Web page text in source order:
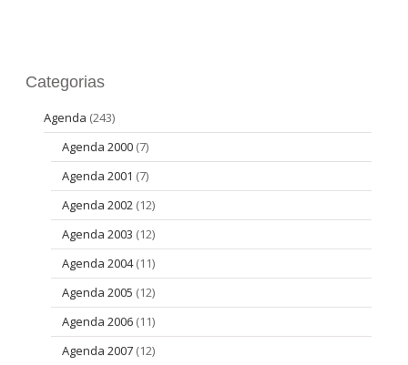
Categorias
Agenda (243)
Agenda 2000 (7)
Agenda 2001 (7)
Agenda 2002 (12)
Agenda 2003 (12)
Agenda 2004(11)
Agenda 2005 (12)
Agenda 2006 (11)
Agenda 2007 (12)